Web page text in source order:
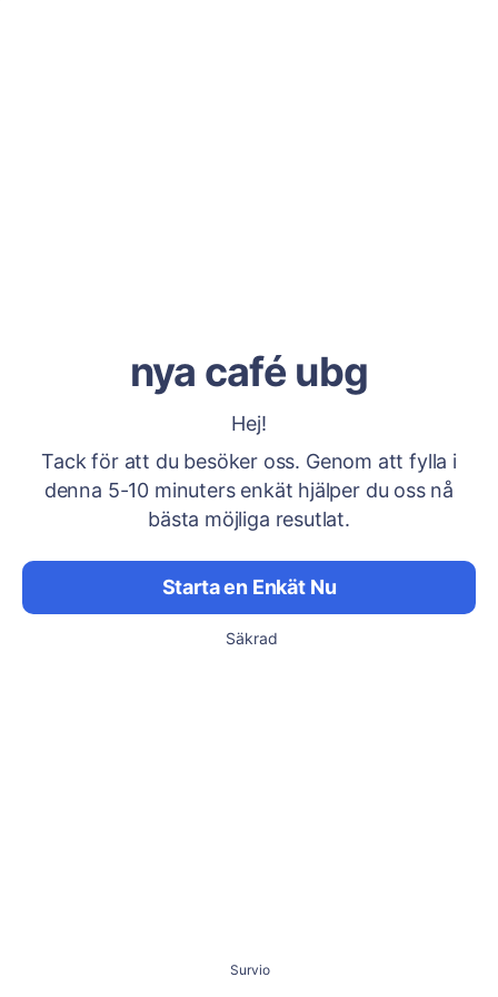
nya café ubg
Hej!
Tack för att du besöker oss. Genom att fylla i
denna 5-10 minuters enkät hjälper du oss nå
bästa möjliga resutlat.
Starta en Enkät Nu
Säkrad
Survio